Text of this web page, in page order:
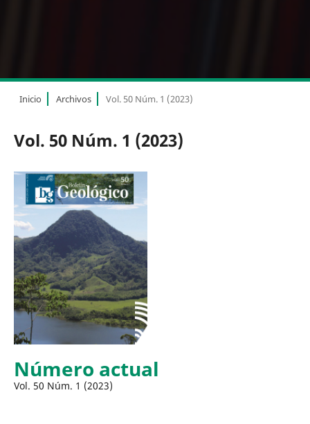
Inicio Archivos Vol. 50 Núm. 1 (2023)
Vol. 50 Núm. 1 (2023)
Número actual
Vol. 50 Núm. 1 (2023)